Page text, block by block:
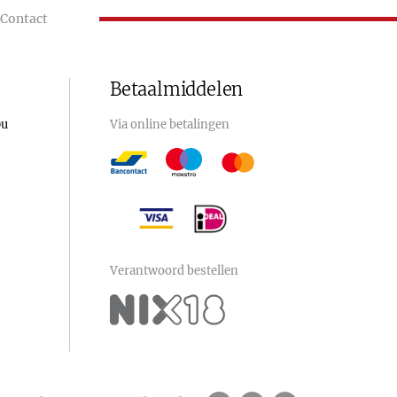
Contact
Betaalmiddelen
Via online betalingen
Verantwoord bestellen